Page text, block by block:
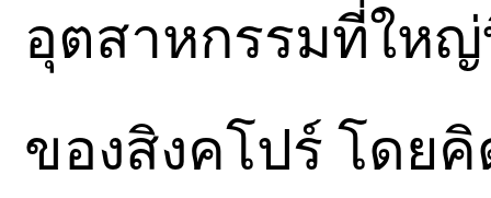
อุตสาหกรรมที่ให
ของสิงคโปร์ โดย